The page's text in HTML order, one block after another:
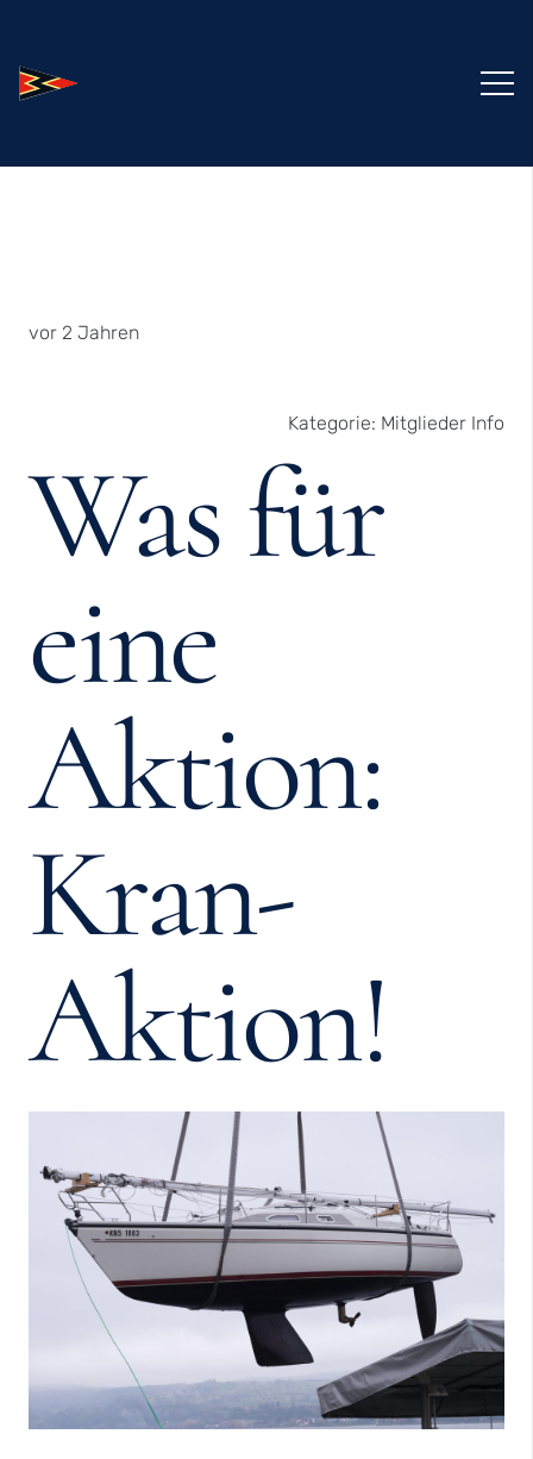
vor 2 Jahren
Kategorie: Mitglieder Info
Was für
eine
Aktion:
Kran-
Aktion!